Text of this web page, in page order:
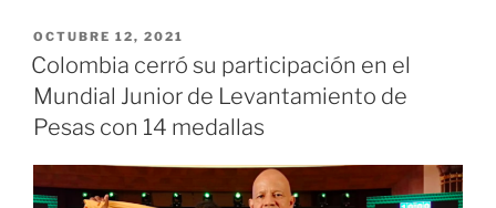
PUBLICADO
EL
OCTUBRE 12, 2021
Colombia cerró su participación en el
Mundial Junior de Levantamiento de
Pesas con 14 medallas